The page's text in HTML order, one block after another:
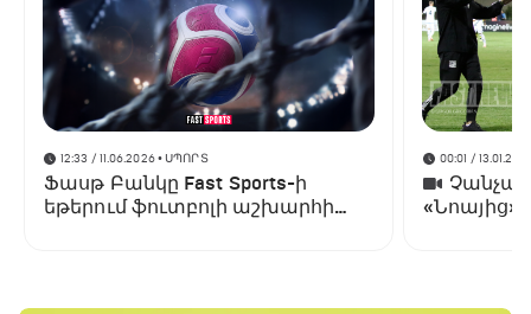
12:33 / 11.06.2026• ՍՊՈՐՏ
Ֆասթ Բանկը Fast Sports-ի
եթերում ֆուտբոլի աշխարհի
00:01 /
«Նոայից»